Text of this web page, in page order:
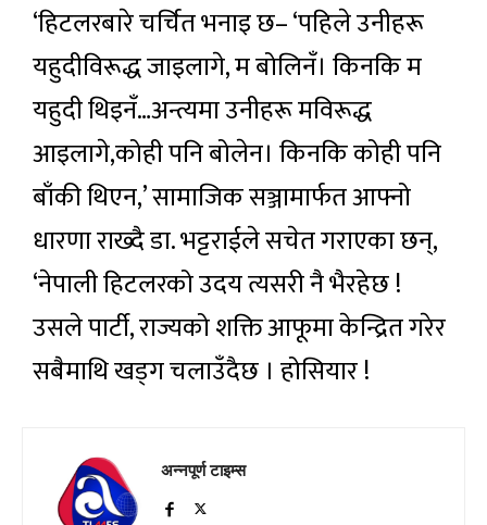
‘हिटलरबारे चर्चित भनाइ छ– ‘पहिले उनीहरू
यहुदीविरूद्ध जाइलागे, म बोलिनँ। किनकि म
यहुदी थिइनँ…अन्त्यमा उनीहरू मविरूद्ध
आइलागे,कोही पनि बोलेन। किनकि कोही पनि
बाँकी थिएन,’ सामाजिक सञ्जामार्फत आफ्नो
धारणा राख्दै डा. भट्टराईले सचेत गराएका छन्,
‘नेपाली हिटलरको उदय त्यसरी नै भैरहेछ !
उसले पार्टी, राज्यको शक्ति आफूमा केन्द्रित गरेर
सबैमाथि खड्ग चलाउँदैछ । होसियार !
अन्नपूर्ण टाइम्स